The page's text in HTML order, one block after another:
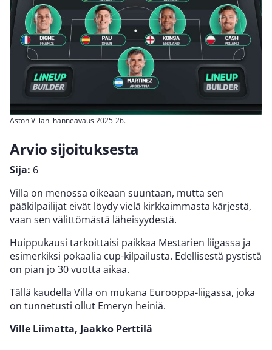
Aston Villan ihanneavaus 2025-26.
Arvio sijoituksesta
Sija: 6
Villa on menossa oikeaan suuntaan, mutta sen
pääkilpailijat eivät löydy vielä kirkkaimmasta kärjestä,
vaan sen välittömästä läheisyydestä.
Huippukausi tarkoittaisi paikkaa Mestarien liigassa ja
esimerkiksi pokaalia cup-kilpailusta. Edellisestä pystistä
on pian jo 30 vuotta aikaa.
Tällä kaudella Villa on mukana Eurooppa-liigassa, joka
on tunnetusti ollut Emeryn heiniä.
Ville Liimatta, Jaakko Perttilä